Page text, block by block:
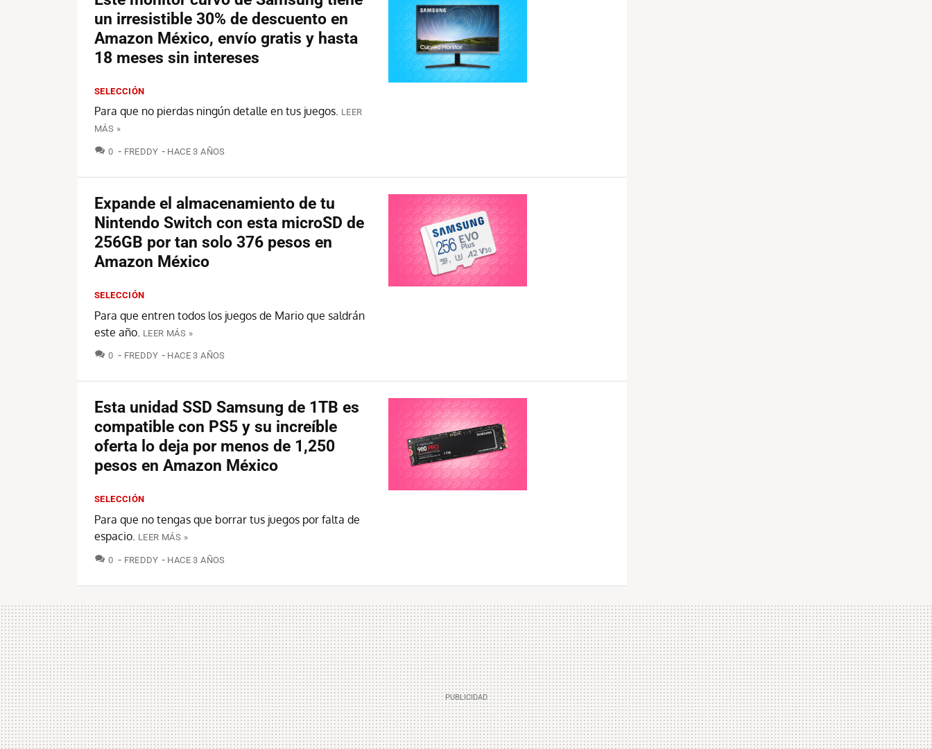
un irresistible 30% de descuento en
Amazon México, envío gratis y hasta
18 meses sin intereses
SELECCIÓN
Para que no pierdas ningún detalle en tus juegos. LEER
MÁS »
0 COMENTARIOS
FREDDY HACE 3 AÑOS
Expande el almacenamiento de tu
Nintendo Switch con esta microSD de
256GB por tan solo 376 pesos en
Amazon México
SELECCIÓN
Para que entren todos los juegos de Mario que saldrán
este año. LEER MÁS »
0 COMENTARIOS
FREDDY HACE 3 AÑOS
Esta unidad SSD Samsung de 1TB es
compatible con PS5 y su increíble
oferta lo deja por menos de 1,250
pesos en Amazon México
SELECCIÓN
Para que no tengas que borrar tus juegos por falta de
espacio. LEER MÁS »
0 COMENTARIOS
FREDDY HACE 3 AÑOS